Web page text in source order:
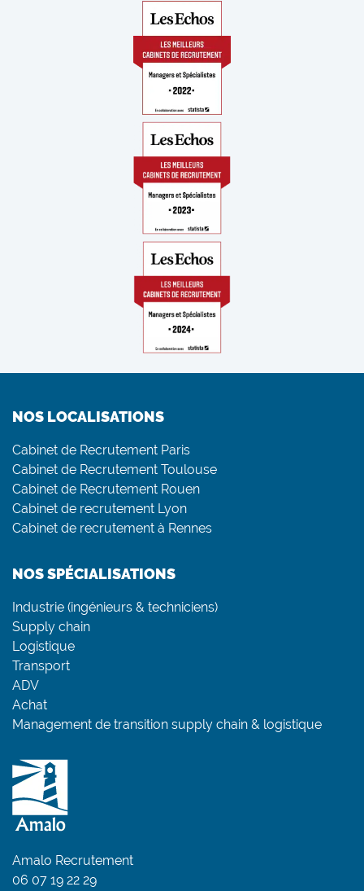
NOS LOCALISATIONS
Cabinet de Recrutement Paris
Cabinet de Recrutement Toulouse
Cabinet de Recrutement Rouen
Cabinet de recrutement Lyon
Cabinet de recrutement à Rennes
NOS SPÉCIALISATIONS
Industrie (ingénieurs & techniciens)
Supply chain
Logistique
Transport
ADV
Achat
Management de transition supply chain & logistique
Amalo Recrutement
06 07 19 22 29